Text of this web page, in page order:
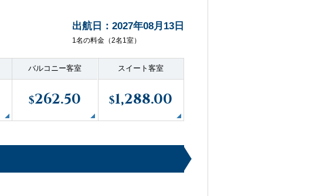
出航日：2027年08月13日
1名の料金（2名1室）
バルコニー客室
$262.50
スイート客室
$1,288.00